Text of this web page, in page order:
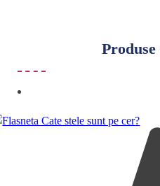
EN 71-3 (Migrarea anumitor
jucariei/produsului inainte de
copilului. Va rugam sa
joaca/foloseste acest produs.
etichetele pentru referinte